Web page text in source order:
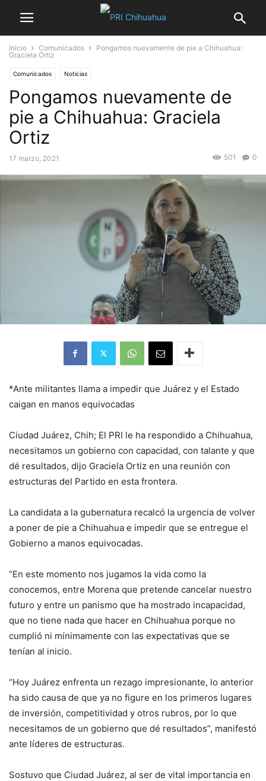
Inicio Comunicados
Pongamos nuevamente de pie a Chihuahua:
Graciela Ortiz
Comunicados Noticias
Pongamos nuevamente de
pie a Chihuahua: Graciela
Ortiz
17 marzo, 2021 0
501
*Ante militantes llama a impedir que Juárez y el Estado
caigan en manos equivocadas
Ciudad Juárez, Chih; El PRI le ha respondido a Chihuahua,
necesitamos un gobierno con capacidad, con talante y que
dé resultados, dijo Graciela Ortiz en una reunión con
estructuras del Partido en esta frontera.
La candidata a la gubernatura recalcó la urgencia de volver
a poner de pie a Chihuahua e impedir que se entregue el
Gobierno a manos equivocadas.
“En este momento nos jugamos la vida como la
conocemos, entre Morena que pretende cancelar nuestro
futuro y entre un panismo que ha mostrado incapacidad,
que no tiene nada que hacer en Chihuahua porque no
cumplió ni mínimamente con las expectativas que se
tenían al inicio.
“Hoy Juárez enfrenta un rezago impresionante, lo anterior
ha sido causa de que ya no figure en los primeros lugares
de inversión, competitividad y otros rubros, por lo que
necesitamos de un gobierno que dé resultados”, manifestó
ante líderes de estructuras.
Sostuvo que Ciudad Juárez, al ser de vital importancia en